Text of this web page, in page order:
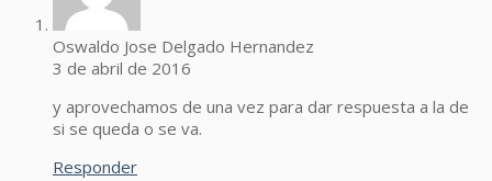
Oswaldo Jose Delgado Hernandez
3 de abril de 2016
y aprovechamos de una vez para dar respuesta a la de
si se queda o se va.
Responder